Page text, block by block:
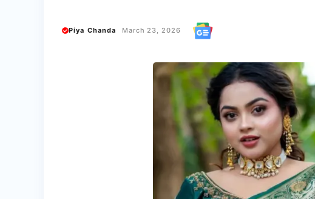
Piya Chanda March 23, 2026